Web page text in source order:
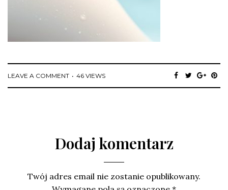
LEAVE A COMMENT 46 VIEWS
Dodaj komentarz
Twój adres email nie zostanie opublikowany.